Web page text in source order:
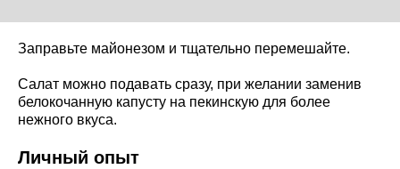
Заправьте майонезом и тщательно перемешайте.
Салат можно подавать сразу, при желании заменив
белокочанную капусту на пекинскую для более
нежного вкуса.
Личный опыт